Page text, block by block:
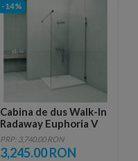
-14%
Cabina de dus Walk-In
Radaway Euphoria V
130X200 cm sticla
transparenta
PRP: 3,740.00 RON
3,245.00 RON